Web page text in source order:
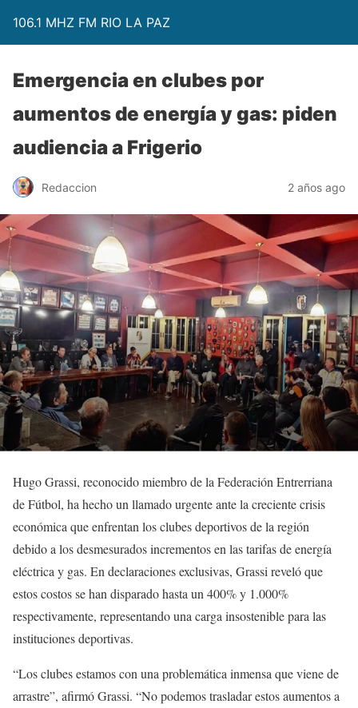
106.1 MHZ FM RIO LA PAZ
Emergencia en clubes por
aumentos de energía y gas: piden
audiencia a Frigerio
Redaccion 2 años ago
Hugo Grassi, reconocido miembro de la Federación Entrerriana
de Fútbol, ha hecho un llamado urgente ante la creciente crisis
económica que enfrentan los clubes deportivos de la región
debido a los desmesurados incrementos en las tarifas de energía
eléctrica y gas. En declaraciones exclusivas, Grassi reveló que
estos costos se han disparado hasta un 400% y 1.000%
respectivamente, representando una carga insostenible para las
instituciones deportivas.
“Los clubes estamos con una problemática inmensa que viene de
arrastre”, afirmó Grassi. “No podemos trasladar estos aumentos a